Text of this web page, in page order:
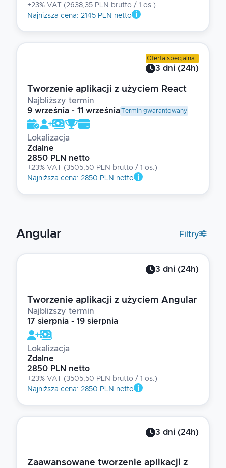
+23% VAT (2638,35 PLN brutto / 1 os.)
Najniższa cena: 2145 PLN netto
Oferta specjalna
3 dni (24h)
Tworzenie aplikacji z użyciem React
Najbliższy termin
9 września - 11 wrześniaTermin gwarantowany
Lokalizacja
Zdalne
2850 PLN netto
+23% VAT (3505,50 PLN brutto / 1 os.)
Najniższa cena: 2850 PLN netto
Angular Filtry
3 dni (24h)
Tworzenie aplikacji z użyciem Angular
Najbliższy termin
17 sierpnia - 19 sierpnia
Lokalizacja
Zdalne
2850 PLN netto
+23% VAT (3505,50 PLN brutto / 1 os.)
Najniższa cena: 2850 PLN netto
3 dni (24h)
Zaawansowane tworzenie aplikacji z